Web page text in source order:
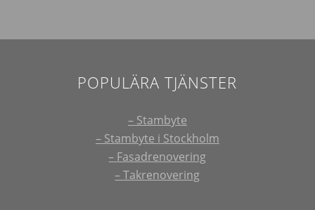
POPULÄRA TJÄNSTER
– Stambyte
– Stambyte i Stockholm
– Fasadrenovering
– Takrenovering